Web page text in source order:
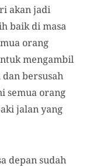
akan jadi
baik di masa
orang
mengambil
bersusah
semua orang
jalan yang
depan sudah